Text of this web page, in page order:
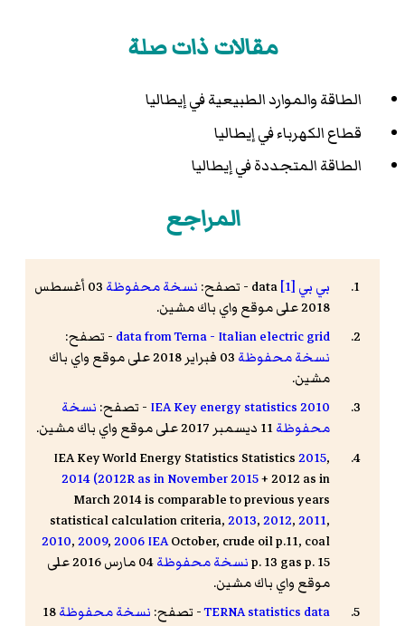
مقالات ذات صلة
الطاقة والموارد الطبيعية في إيطاليا
قطاع الكهرباء في إيطاليا
الطاقة المتجددة في إيطاليا
المراجع
بي بي [1] - تصفح: نسخة محفوظة
03 أغسطس
2018 على موقع واي باك مشين.
data from Terna - Italian electric grid - تصفح:
نسخة محفوظة
03 فبراير 2018 على موقع واي باك
مشين.
IEA Key energy statistics 2010 - تصفح: نسخة
محفوظة
IEA Key World Energy Statistics Statistics2015,
2014 (2012R as in November 2015+ 2012 as in
March 2014 is comparable to previous years
statistical calculation criteria,2013,2012,2011,
2010,2009,2006IEAOctober, crude oil p.11, coal
p. 13 gas p. 15نسخة محفوظة
04 مارس 2016 على
موقع واي باك مشين.
TERNA statistics data- تصفح: نسخة محفوظة18